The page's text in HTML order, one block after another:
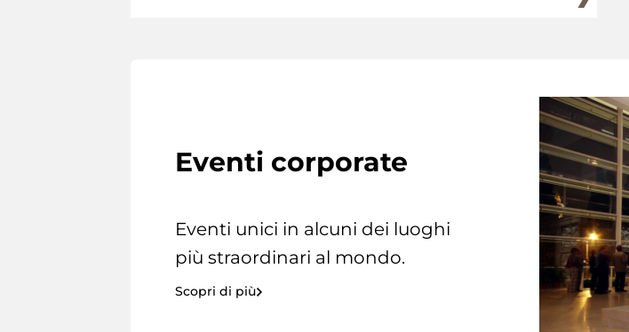
Eventi corporate
Eventi unici in alcuni dei luoghi
più straordinari al mondo.
Scopri di più